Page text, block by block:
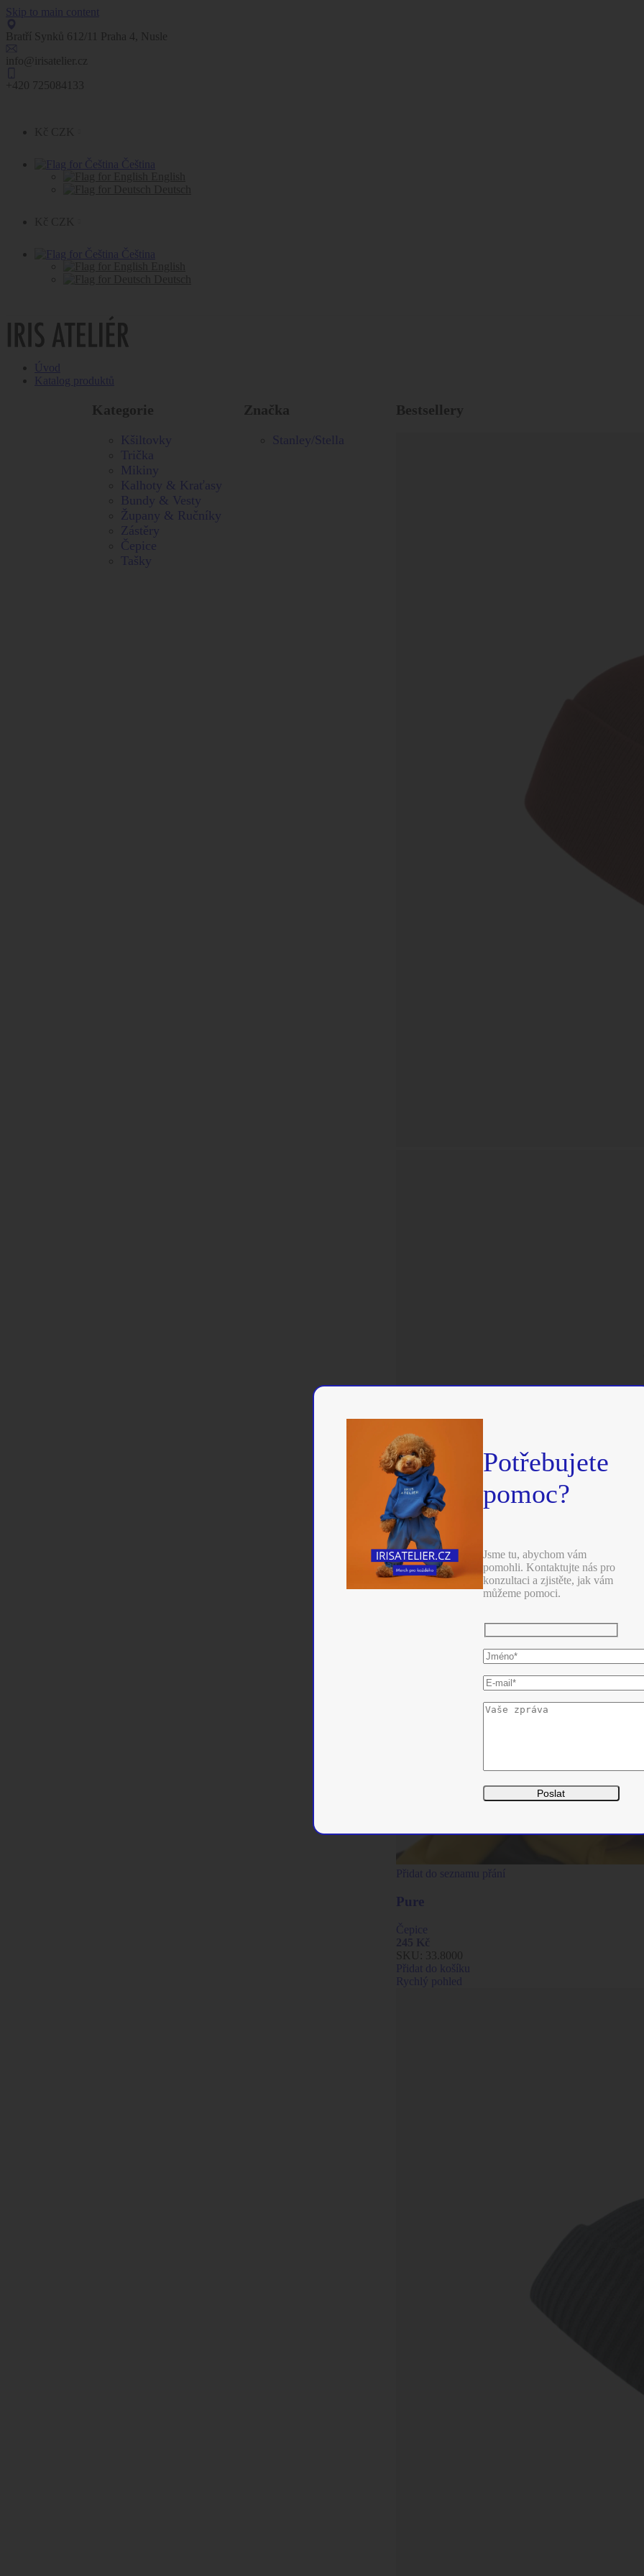
Skip to main content
Bratří Synků 612/11 Praha 4, Nusle
info@irisatelier.cz
+420 725084133
Čeština
Čeština
Úvod
Katalog produktů
Kategorie
Kšiltovky
Trička
Mikiny
Kalhoty & Kraťasy
Bundy & Vesty
Župany & Ručníky
Zástěry
Čepice
Tašky
Značka
Stanley/Stella
Bestsellery
Přidat do seznamu přání
Pure
Čepice
SKU:
33.8000
Přidat do košíku
Rychlý pohled
Potřebujete
pomoc?
Jsme tu, abychom vám
pomohli. Kontaktujte nás pro
konzultaci a zjistěte, jak vám
můžeme pomoci.